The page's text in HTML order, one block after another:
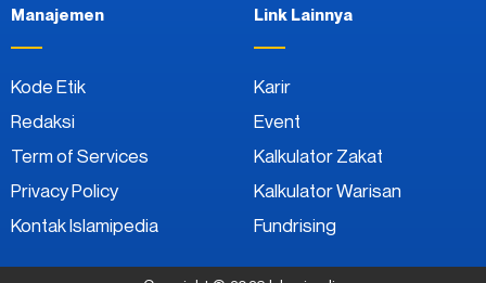
Manajemen
Kode Etik
Redaksi
Term of Services
Privacy Policy
Kontak Islamipedia
Link Lainnya
Karir
Event
Kalkulator Zakat
Kalkulator Warisan
Fundrising